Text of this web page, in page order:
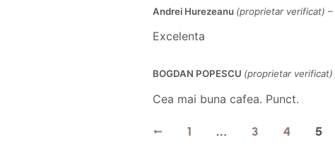
Andrei Hurezeanu (proprietar verificat) –
Excelenta
BOGDAN POPESCU (proprietar verificat)
Cea mai buna cafea. Punct.
← 1 … 3 4 5